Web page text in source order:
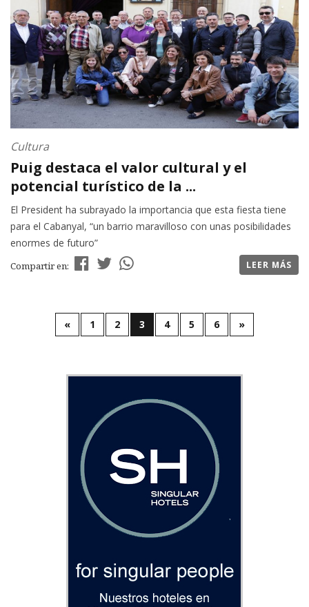
Cultura
Puig destaca el valor cultural y el
potencial turístico de la ...
El President ha subrayado la importancia que esta fiesta tiene
para el Cabanyal, “un barrio maravilloso con unas posibilidades
enormes de futuro”
Compartir en: LEER MÁS
« 1 2 3 4 5 6 »